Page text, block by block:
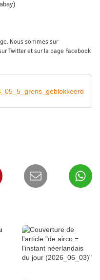
Nous sommes sur
Twitter et sur la page Facebook